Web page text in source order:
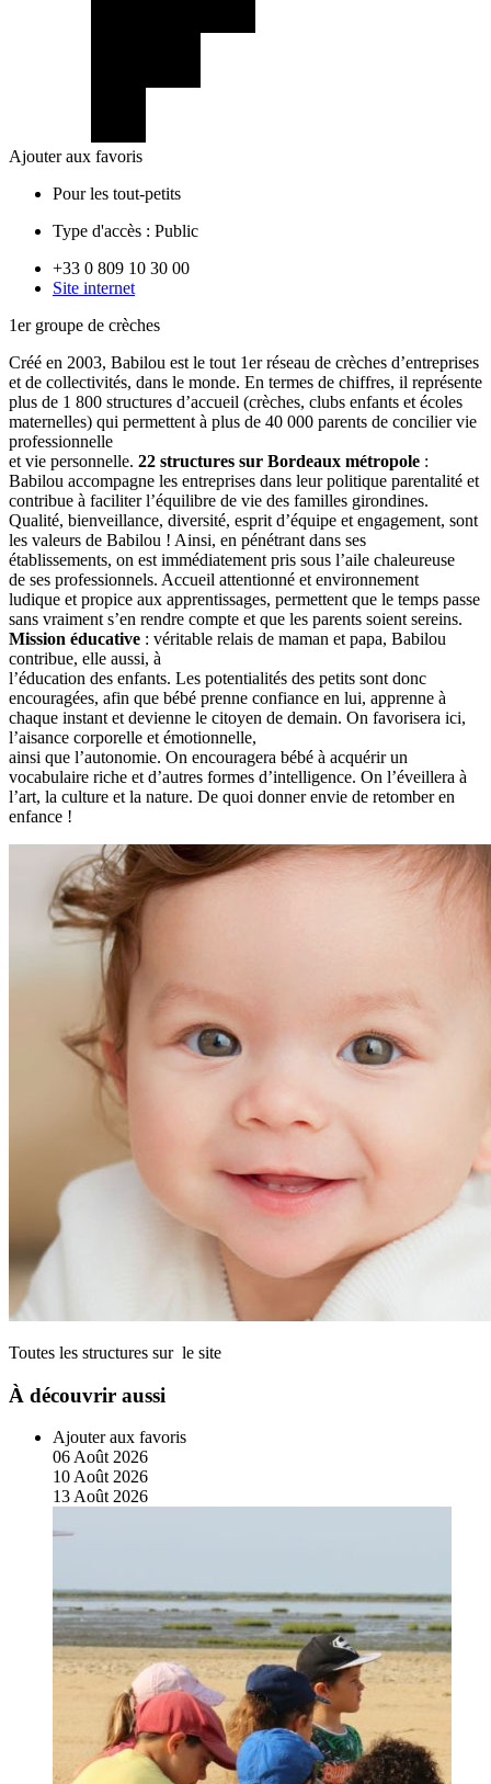
Ajouter aux favoris
Pour les tout-petits
Type d'accès : Public
+33 0 809 10 30 00
Site internet
1er groupe de crèches
Créé en 2003, Babilou est le tout 1er réseau de crèches d’entreprises
et de collectivités, dans le monde. En termes de chiffres, il représente
plus de 1 800 structures d’accueil (crèches, clubs enfants et écoles
maternelles) qui permettent à plus de 40 000 parents de concilier vie
professionnelle
et vie personnelle. 22 structures sur Bordeaux métropole :
Babilou accompagne les entreprises dans leur politique parentalité et
contribue à faciliter l’équilibre de vie des familles girondines.
Qualité, bienveillance, diversité, esprit d’équipe et engagement, sont
les valeurs de Babilou ! Ainsi, en pénétrant dans ses
établissements, on est immédiatement pris sous l’aile chaleureuse
de ses professionnels. Accueil attentionné et environnement
ludique et propice aux apprentissages, permettent que le temps passe
sans vraiment s’en rendre compte et que les parents soient sereins.
Mission éducative : véritable relais de maman et papa, Babilou
contribue, elle aussi, à
l’éducation des enfants. Les potentialités des petits sont donc
encouragées, afin que bébé prenne confiance en lui, apprenne à
chaque instant et devienne le citoyen de demain. On favorisera ici,
l’aisance corporelle et émotionnelle,
ainsi que l’autonomie. On encouragera bébé à acquérir un
vocabulaire riche et d’autres formes d’intelligence. On l’éveillera à
l’art, la culture et la nature. De quoi donner envie de retomber en
enfance !
Toutes les structures sur le site
À découvrir aussi
Ajouter aux favoris
06 Août 2026
10 Août 2026
13 Août 2026